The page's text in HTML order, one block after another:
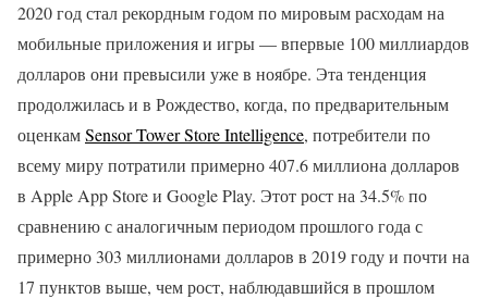
2020 год стал рекордным годом по мировым расходам на
мобильные приложения и игры — впервые 100 миллиардов
долларов они превысили уже в ноябре. Эта тенденция
продолжилась и в Рождество, когда, по предварительным
оценкамSensor Tower Store Intelligence, потребители по
всему миру потратили примерно 407.6 миллиона долларов
в Apple App Store и Google Play. Этот рост на 34.5% по
сравнению с аналогичным периодом прошлого года с
примерно 303 миллионами долларов в 2019 году и почти на
17 пунктов выше, чем рост, наблюдавшийся в прошлом